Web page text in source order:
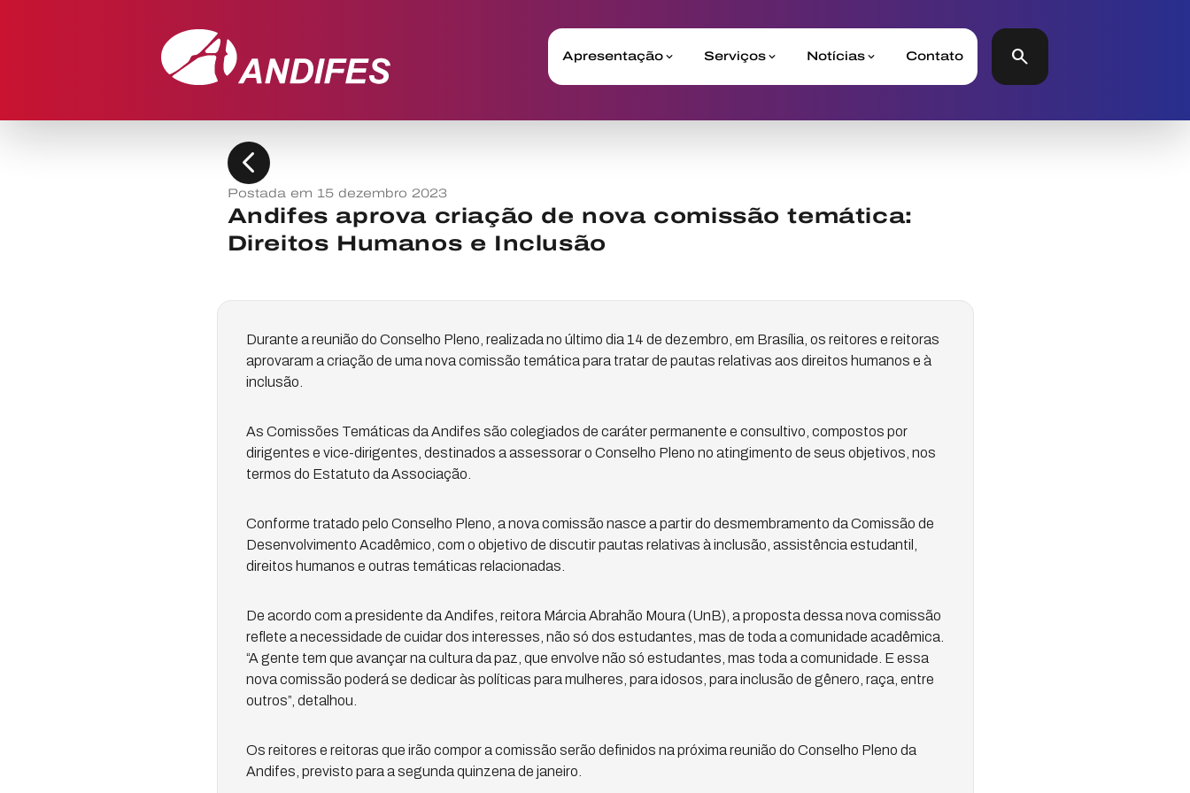
Apresentação Serviços Notícias Contato search
chevron_left
Postada em 15 dezembro 2023
Andifes aprova criação de nova comissão temática:
Direitos Humanos e Inclusão
Durante a reunião do Conselho Pleno, realizada no último dia 14 de dezembro, em Brasília, os reitores e reitoras
aprovaram a criação de uma nova comissão temática para tratar de pautas relativas aos direitos humanos e à
inclusão.
As Comissões Temáticas da Andifes são colegiados de caráter permanente e consultivo, compostos por
dirigentes e vice-dirigentes, destinados a assessorar o Conselho Pleno no atingimento de seus objetivos, nos
termos do Estatuto da Associação.
Conforme tratado pelo Conselho Pleno, a nova comissão nasce a partir do desmembramento da Comissão de
Desenvolvimento Acadêmico, com o objetivo de discutir pautas relativas à inclusão, assistência estudantil,
direitos humanos e outras temáticas relacionadas.
De acordo com a presidente da Andifes, reitora Márcia Abrahão Moura (UnB), a proposta dessa nova comissão
reflete a necessidade de cuidar dos interesses, não só dos estudantes, mas de toda a comunidade acadêmica.
“A gente tem que avançar na cultura da paz, que envolve não só estudantes, mas toda a comunidade. E essa
nova comissão poderá se dedicar às políticas para mulheres, para idosos, para inclusão de gênero, raça, entre
outros”, detalhou.
Os reitores e reitoras que irão compor a comissão serão definidos na próxima reunião do Conselho Pleno da
Andifes, previsto para a segunda quinzena de janeiro.